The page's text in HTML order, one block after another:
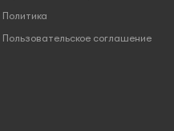
Политика
Пользовательское соглашение